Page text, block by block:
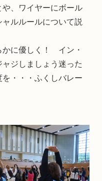
、ワイヤーにボール
ルルールについて説
かに優しく！ イン・
ジしましょう迷った
・・・ふくしバレー